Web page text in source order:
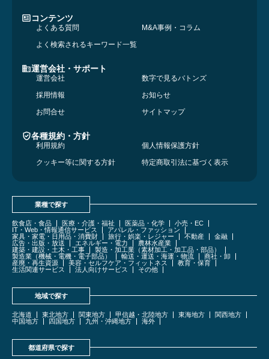
コンテンツ
よくある質問
M&A事例・コラム
よく検索されるキーワード一覧
運営会社・サポート
運営会社
数字で見るバトンズ
採用情報
お知らせ
お問合せ
サイトマップ
各種規約・方針
利用規約
個人情報保護方針
クッキー等に関する方針
特定商取引法に基づく表示
業種で探す
飲食店・食品 医療・介護・福祉 医薬品・化学
小売・EC
IT・Web・情報通信サービス
アパレル・ファッション
家具・家電・日用品・消費財
旅行・娯楽・レジャー 不動産
金融
広告・出版・放送
エネルギー・電力
農林水産業
建築・建設・土木・工事
製造・加工業（素材加工・加工品・部品）
製造業（機械・電機・電子部品）
輸送・運送・海運・物流
商社・卸
産廃・再生資源
美容・セルフケア・フィットネス
教育・保育
生活関連サービス
法人向けサービス その他
地域で探す
北海道 東北地方 関東地方 甲信越・北陸地方 東海地方
関西地方
中国地方
四国地方 九州・沖縄地方 海外
都道府県で探す